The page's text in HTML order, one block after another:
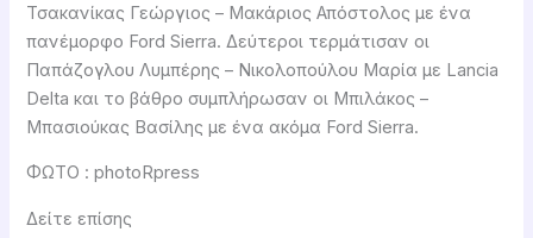
Τσακανίκας Γεώργιος – Μακάριος Απόστολος με ένα
πανέμορφο Ford Sierra. Δεύτεροι τερμάτισαν οι
Παπάζογλου Λυμπέρης – Νικολοπούλου Μαρία με Lancia
Delta και το βάθρο συμπλήρωσαν οι Μπιλάκος –
Μπασιούκας Βασίλης με ένα ακόμα Ford Sierra.
ΦΩΤΟ : photoRpress
Δείτε επίσης